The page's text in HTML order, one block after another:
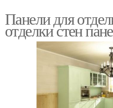
Панели для
отделки стен